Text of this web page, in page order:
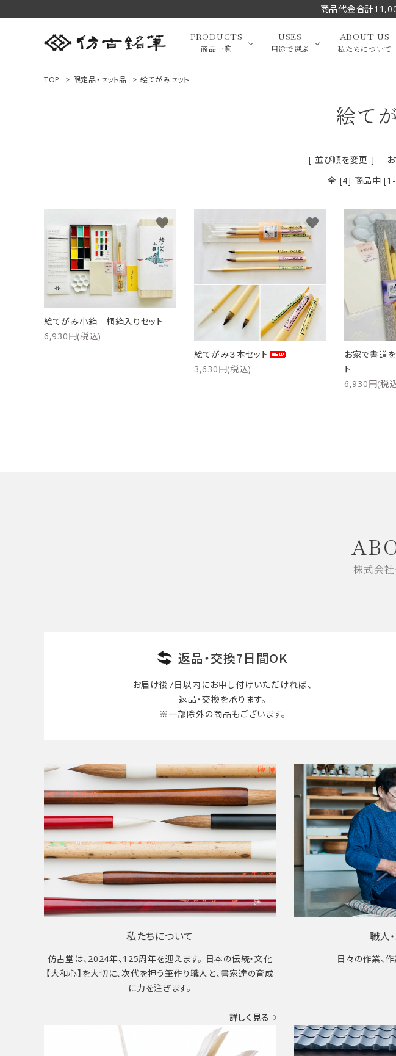
商品代金合計
PRODUCTS
商品一覧
高級化粧筆
洗浄剤
USES
用途で選ぶ
写経・御朱印
贈り物（限定セット）
フェイスブラシ
リップブラシ
洗顔ブラシ
ABOUT US
私たちについて
商品一覧
用途で選ぶ
私たちについて
プライバシーポリシー
TOP > 限定品・セット品 > 絵てがみセット
絵て
[ 並び順を変更 ] -
全 [4] 商品中 [1-
絵てがみ小箱 桐箱入りセット
6,930円(税込)
favorite
絵てがみ３本セット
3,630円(税込)
favorite
お家で書道
ト
6,930円(税
株式会
返品・交換7日間OK
お届け後7日以内にお申し付けいただければ、
返品・交換を承ります。
※一部除外の商品もございます。
私たちについて
仿古堂は、2024年、125周年を迎えます。 日本の伝統・文化
【大和心】を大切に、次代を担う筆作り職人と、書家達の育成
に力を注ぎます。
詳しく見る
職人
日々の作業、